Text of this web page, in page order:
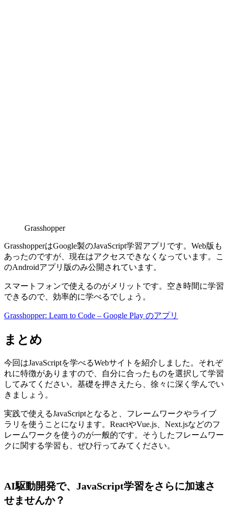
Grasshopper
GrasshopperはGoogle製のJavaScript学習アプリです。Web版も
あったのですが、現在はアクセスできなくなっています。こ
のAndroidアプリ版のみ公開されています。
スマートフォンで使えるのがメリットです。空き時間に学習
できるので、効率的に学べるでしょう。
Grasshopper: Learn to Code – Google Play のアプリ
まとめ
今回はJavaScriptを学べるWebサイトを紹介しました。それぞ
れに特徴がありますので、自分に合ったものを選択して学習
してみてください。基礎を押さえたら、徐々に深く学んでい
きましょう。
実践で使えるJavaScriptとなると、フレームワークやライブ
ラリを使うことになります。ReactやVue.js、Next.jsなどのフ
レームワークを使うのが一般的です。そうしたフレームワー
クに関する学習も、ぜひ行ってみてください。
AI駆動開発で、JavaScript学習をさらに加速さ
せませんか？